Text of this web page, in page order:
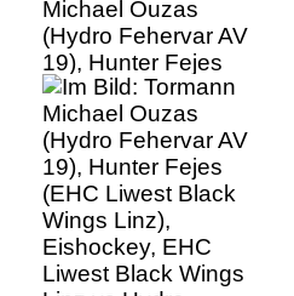
Michael Ouzas
(Hydro Fehervar AV
19), Hunter Fejes
(EHC Liwest Black
Wings Linz),
Eishockey, EHC
Liwest Black Wings
Linz vs Hydro
Fehervar AV 19